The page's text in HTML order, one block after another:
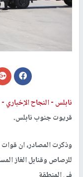
نابلس -النجاح الإخباري -
قريوت جنوب نابلس.
وذكرت المصادر، ان
للرصاص وقنابل الغاز